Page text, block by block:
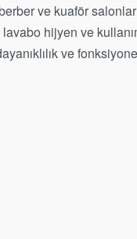
ve kuaför
hijyen ve
ve